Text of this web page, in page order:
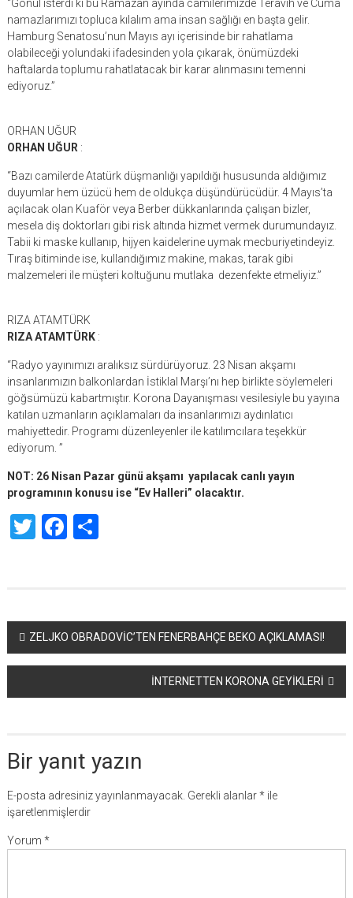
“Gönül isterdi ki bu Ramazan ayında camilerimizde Teravih ve Cuma
namazlarımızı topluca kılalım ama insan sağlığı en başta gelir.
Hamburg Senatosu’nun Mayıs ayı içerisinde bir rahatlama
olabileceği yolundaki ifadesinden yola çıkarak, önümüzdeki
haftalarda toplumu rahatlatacak bir karar alınmasını temenni
ediyoruz.”
ORHAN UĞUR
ORHAN UĞUR :
“Bazı camilerde Atatürk düşmanlığı yapıldığı hususunda aldığımız
duyumlar hem üzücü hem de oldukça düşündürücüdür. 4 Mayıs’ta
açılacak olan Kuaför veya Berber dükkanlarında çalışan bizler,
mesela diş doktorları gibi risk altında hizmet vermek durumundayız.
Tabii ki maske kullanıp, hijyen kaidelerine uymak mecburiyetindeyiz.
Tıraş bitiminde ise, kullandığımız makine, makas, tarak gibi
malzemeleri ile müşteri koltuğunu mutlaka dezenfekte etmeliyiz.”
RIZA ATAMTÜRK
RIZA ATAMTÜRK:
“Radyo yayınımızı aralıksız sürdürüyoruz. 23 Nisan akşamı
insanlarımızın balkonlardan İstiklal Marşı’nı hep birlikte söylemeleri
göğsümüzü kabartmıştır. Korona Dayanışması vesilesiyle bu yayına
katılan uzmanların açıklamaları da insanlarımızı aydınlatıcı
mahiyettedir. Programı düzenleyenler ile katılımcılara teşekkür
ediyorum. ”
NOT: 26 Nisan Pazar günü akşamı yapılacak canlı yayın
programının konusu ise “Ev Halleri” olacaktır.
TwitterFacebook
Yazı
dolaşımı
ZELJKO OBRADOVİC’TEN FENERBAHÇE BEKO AÇIKLAMASI!
İNTERNETTEN KORONA GEYİKLERİ
Bir yanıt yazın
E-posta adresiniz yayınlanmayacak. Gerekli alanlar*ile
işaretlenmişlerdir
Yorum *